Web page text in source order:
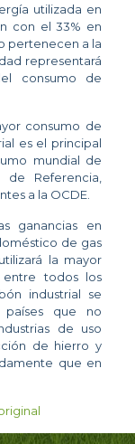
utilizada en
con el 33% en
pertenecen a la
representará
consumo de
consumo de
es el principal
mundial de
Referencia,
a la OCDE.
ganancias en
de gas
la mayor
todos los
industrial se
países que no
de uso
de hierro y
que en